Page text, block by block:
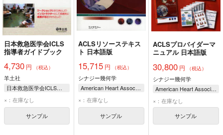
日本救急医学会ICLS
指導者ガイドブック
4,730 円 （税込）
羊土社
日本救急医学会ICLSコース企画運営委員会ICLS指導者ガイドブック編集委員会/編 平出敦/監修 杉浦立尚
田口博一
宮道亮輔
山岡章浩
×：在庫なし
サンプル
ACLSリソーステキス
ト 日本語版
15,715 円 （税込）
シナジー幾何学
American Heart Association
×：在庫なし
サンプル
ACLSプロバイダーマ
ニュアル 日本語版
30,800円 （税込）
シナジー幾何学
American Heart Association
×：在庫なし
サンプル